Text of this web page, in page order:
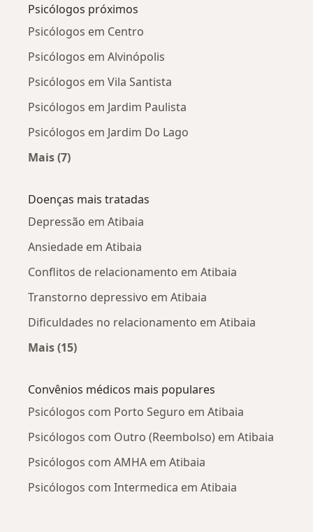
Psicólogos próximos
Psicólogos em Centro
Psicólogos em Alvinópolis
Psicólogos em Vila Santista
Psicólogos em Jardim Paulista
Psicólogos em Jardim Do Lago
Mais (7)
Doenças mais tratadas
Depressão em Atibaia
Ansiedade em Atibaia
Conflitos de relacionamento em Atibaia
Transtorno depressivo em Atibaia
Dificuldades no relacionamento em Atibaia
Mais (15)
Convênios médicos mais populares
Psicólogos com Porto Seguro em Atibaia
Psicólogos com Outro (Reembolso) em Atibaia
Psicólogos com AMHA em Atibaia
Psicólogos com Intermedica em Atibaia